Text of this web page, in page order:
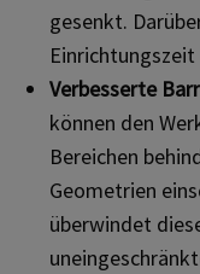
gesenkt.
Verbesserte
können den
Bereichen
Geometrien
überwindet